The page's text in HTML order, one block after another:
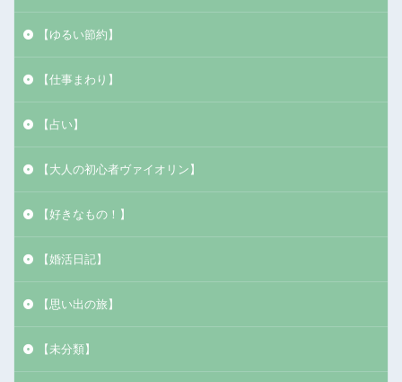
【ゆるい節約】
【仕事まわり】
【占い】
【大人の初心者ヴァイオリン】
【好きなもの！】
【婚活日記】
【思い出の旅】
【未分類】